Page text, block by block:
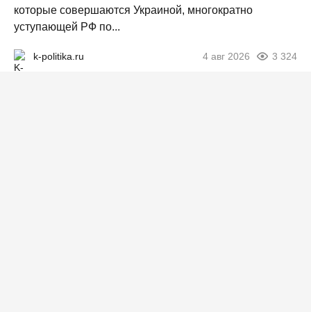
которые совершаются Украиной, многократно
уступающей РФ по...
k-politika.ru 4 авг 2026 3 324